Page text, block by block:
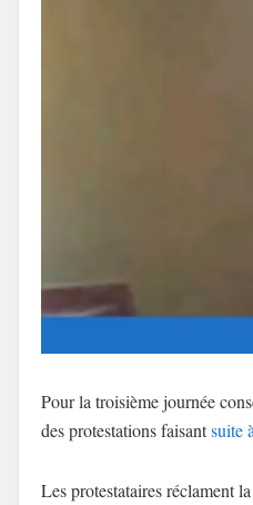
Pour la troisième journée
des protestations faisantsuite
Les protestataires réclament